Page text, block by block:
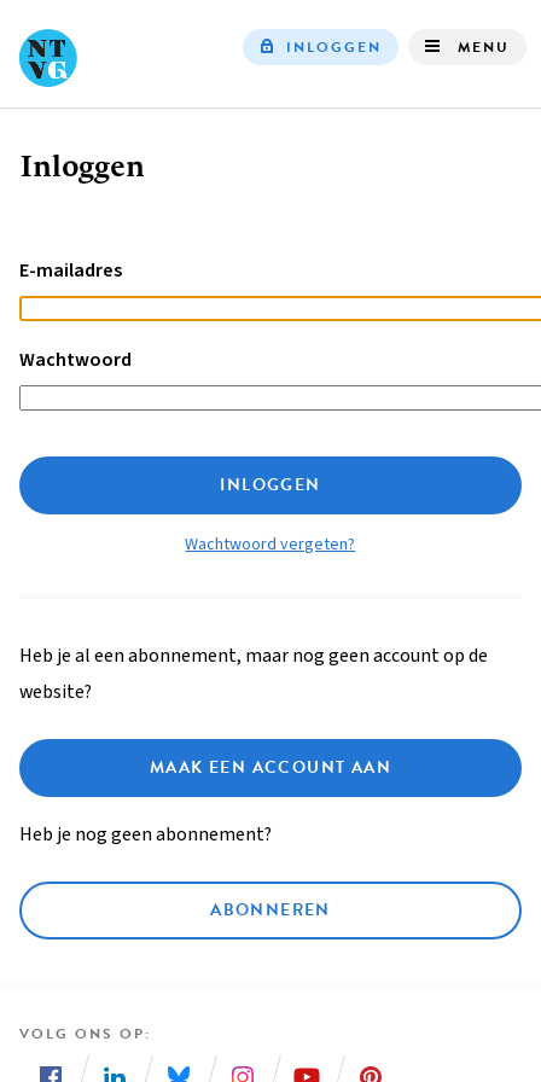
INLOGGEN MENU
Kruimelpad
Inloggen
E-mailadres
Wachtwoord
INLOGGEN
Wachtwoord vergeten?
Heb je al een abonnement, maar nog geen account op de
website?
MAAK EEN ACCOUNT AAN
Heb je nog geen abonnement?
ABONNEREN
VOLG ONS OP